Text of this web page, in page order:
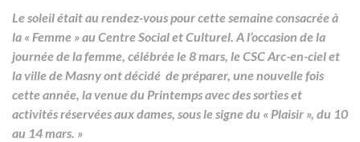
Le soleil était au rendez-vous pour cette semaine consacrée à
la « Femme » au Centre Social et Culturel. A l’occasion de la
journée de la femme, célébrée le 8 mars, le CSC Arc-en-ciel et
la ville de Masny ont décidé de préparer, une nouvelle fois
cette année, la venue du Printemps avec des sorties et
activités réservées aux dames, sous le signe du « Plaisir », du 10
au 14 mars. »